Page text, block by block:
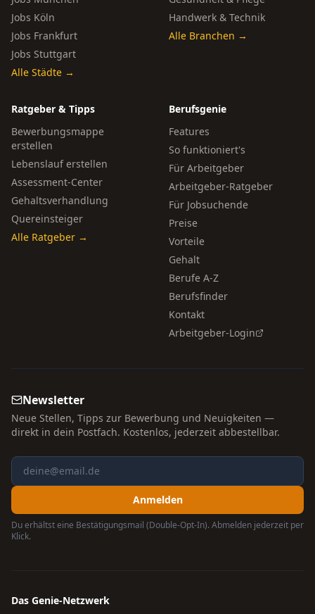
Jobs Köln
Jobs Frankfurt
Jobs Stuttgart
Alle Städte →
Handwerk & Technik
Alle Branchen →
Ratgeber & Tipps
Bewerbungsmappe
erstellen
Lebenslauf erstellen
Assessment-Center
Gehaltsverhandlung
Quereinsteiger
Alle Ratgeber →
Berufsgenie
Features
So funktioniert's
Für Arbeitgeber
Arbeitgeber-Ratgeber
Für Jobsuchende
Preise
Vorteile
Gehalt
Berufe A-Z
Berufsfinder
Kontakt
Arbeitgeber-Login
Newsletter
Neue Stellen, Tipps zur Bewerbung und Neuigkeiten —
direkt in dein Postfach. Kostenlos, jederzeit abbestellbar.
Anmelden
Du erhältst eine Bestätigungsmail (Double-Opt-In). Abmelden jederzeit per
Klick.
Das Genie-Netzwerk